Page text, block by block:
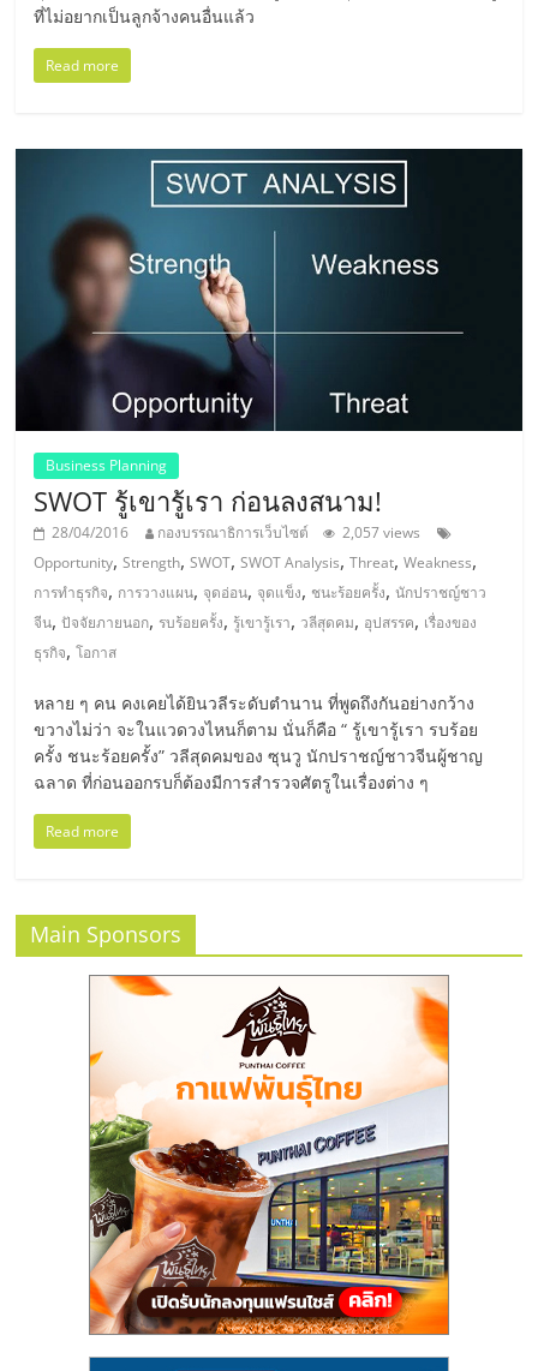
ไชส์"
ที่ไม่อยากเป็นลูกจ้างคนอื่นแล้ว
Read more
Business Planning
SWOT รู้เขารู้เรา ก่อนลงสนาม!
28/04/2016 กองบรรณาธิการเว็บไซต์
2,057 views
Opportunity,Strength,SWOT,SWOT Analysis,Threat,Weakness,
การทำธุรกิจ, การวางแผน, จุดอ่อน, จุดแข็ง, ชนะร้อยครั้ง,นักปราชญ์ชาว
จีน,ปัจจัยภายนอก, รบร้อยครั้ง, รู้เขารู้เรา, วลีสุดคม, อุปสรรค, เรื่องของ
ธุรกิจ,โอกาส
หลาย ๆ คน คงเคยได้ยินวลีระดับตำนาน ที่พูดถึงกันอย่างกว้าง
ขวางไม่ว่า จะในแวดวงไหนก็ตาม นั่นก็คือ “ รู้เขารู้เรา รบร้อย
ครั้ง ชนะร้อยครั้ง” วลีสุดคมของ ซุนวู นักปราชญ์ชาวจีนผู้ชาญ
ฉลาด ที่ก่อนออกรบก็ต้องมีการสำรวจศัตรูในเรื่องต่าง ๆ
Read more
Main Sponsors